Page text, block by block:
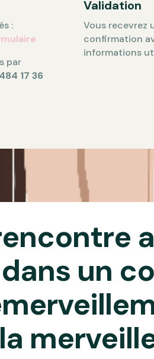
:
par
17 36
Validation
Vous recevrez
confirmation
informations
dans un
la